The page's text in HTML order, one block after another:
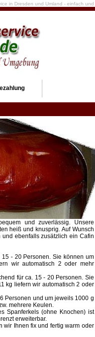
in Dresden und Umland - einfach
und zuverlässig. Unsere
heiß und knusprig. Auf Wunsch
ebenfalls zusätzlich ein Cafin
- 20 Personen. Sie können um
wir automatisch 2 oder mehr
für ca. 15 - 20 Personen. Sie
kg liefern wir automatisch 2 oder
Personen und um jeweils 1000 g
mehrere Keulen.
Spanferkels (ohne Knochen) ist
erweiterbar.
wir Ihnen fix und fertig warm oder